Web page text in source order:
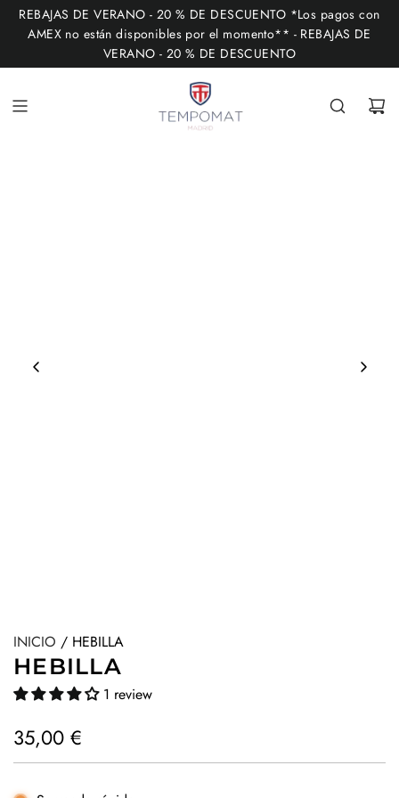
REBAJAS DE VERANO - 20 % DE DESCUENTO *Los pagos con
AMEX no están disponibles por el momento** - REBAJAS DE
VERANO - 20 % DE DESCUENTO
INICIO / HEBILLA
HEBILLA
1 review
P
r
35,00 €